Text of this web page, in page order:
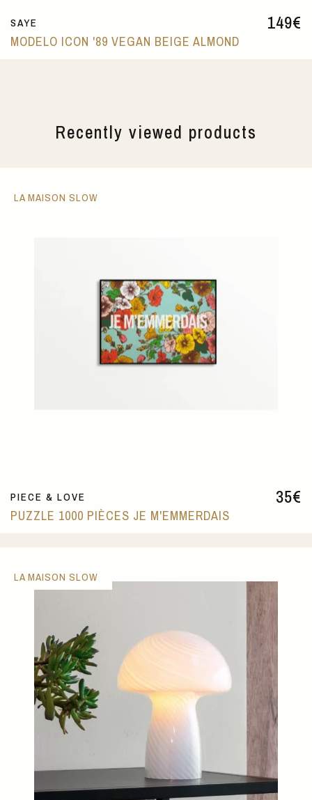
149€
SAYE
MODELO ICON '89 VEGAN BEIGE ALMOND
Recently viewed products
35€
PIECE & LOVE
PUZZLE 1000 PIÈCES JE M'EMMERDAIS
LA MAISON SLOW
LA MAISON SLOW